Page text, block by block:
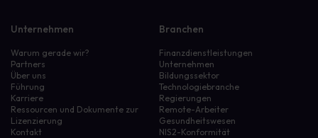
Unternehmen
Warum gerade wir?
Partners
Über uns
Führung
Karriere
Ressourcen und Dokumente zur
Lizenzierung
Kontakt
Branchen
Finanzdienstleistungen
Unternehmen
Bildungssektor
Technologiebranche
Regierungen
Remote-Arbeiter
Gesundheitswesen
NIS2-Konformität